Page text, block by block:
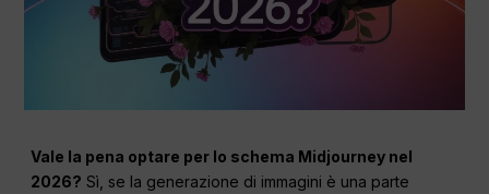
Vale la pena optare per lo schema Midjourney nel
2026? Sì, se la generazione di immagini è una parte